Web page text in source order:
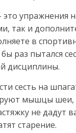
это упражнения
так и
в
раз пытался
дисциплины.
сесть на
мышцы шеи,
не
старение.